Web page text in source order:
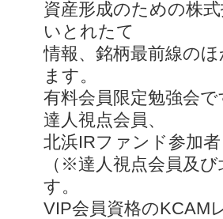
資産形成のための株
いとれたて
情報、銘柄最前線の
ます。
有料会員限定勉強会
達人視点会員、
北浜IRファンド参加
（※達人視点会員及
す。
VIP会員資格のKCAM